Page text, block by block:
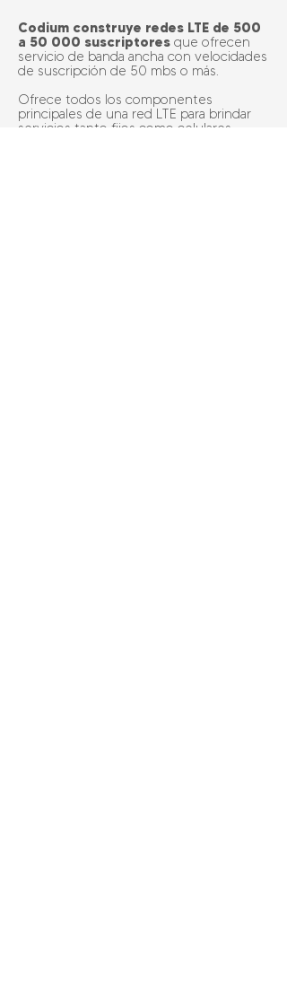
Codium construye redes LTE de 500
a 50 000 suscriptores que ofrecen
servicio de banda ancha con velocidades
de suscripción de 50 mbs o más.
Ofrece todos los componentes
principales de una red LTE para brindar
servicios tanto fijos como celulares.